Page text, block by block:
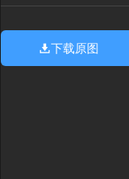
下载原图